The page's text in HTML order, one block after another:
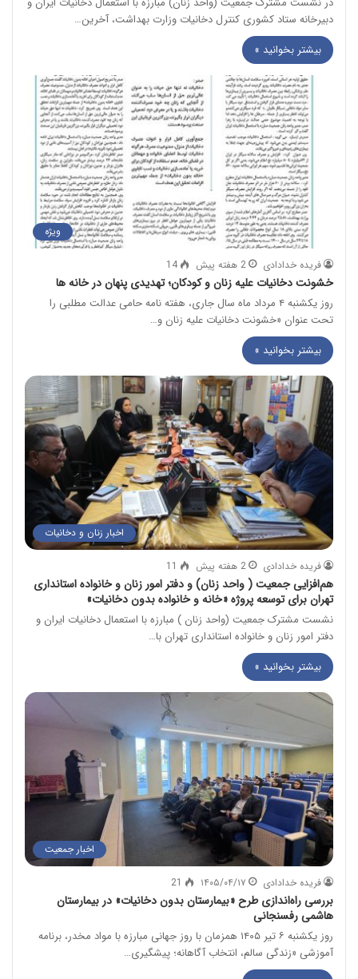
دبیرخانه ستاد کشوری کنترل دخانیات وزارت بهداشت، آخرین…
بیشتر بخوانید »
ویژه
فریده خدادادی 2 هفته پیش 14
خشونت دخانیات علیه زنان و کودکان؛ تهدیدی پنهان در خانه ها
روز یکشنبه ۴ مرداد ماه سال جاری، هفته نامه حامی عدالت مطلبی را
تحت عنوان «خشونت دخانیات علیه زنان و…
بیشتر بخوانید »
اخبار زنان و دخانیات
فریده خدادادی 2 هفته پیش 11
هم‌افزایی جمعیت ( واحد زنان) و دفتر امور زنان و خانواده استانداری
تهران برای توسعه پروژه «خانه و خانواده بدون دخانیات»
نشست مشترک جمعیت (واحد زنان ) مبارزه با استعمال دخانیات ایران و
دفتر امور زنان و خانواده استانداری تهران با…
بیشتر بخوانید »
اخبار جمعیت
فریده خدادادی ۱۴۰۵/۰۴/۱۷ 21
بررسی راه‌اندازی طرح «بیمارستان بدون دخانیات» در بیمارستان
هاشمی رفسنجانی
روز یکشنبه ۶ تیر ۱۴۰۵ همزمان با روز جهانی مبارزه با مواد مخدر، برنامه
آموزشی «زندگی سالم، انتخاب آگاهانه؛ پیشگیری…